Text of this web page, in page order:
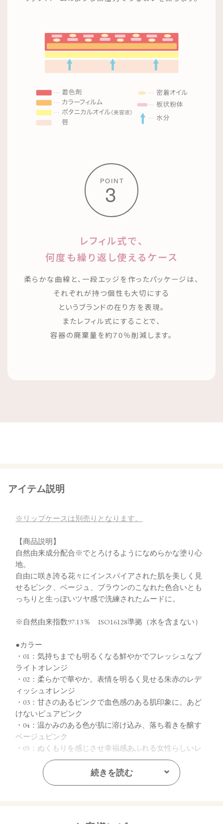
POINT
3
レフィル式で、
何度も繰り返し使えるケース
柔らかな曲線と、一段エッジを作ったパッケージは、
それぞれが持つ個性も大切にする
というブランドの在り方を表現。
またレフィル式にすることで、
容器の廃棄量を約70％削減します。
アイテム説明
※リップケースは別売りとなります。
【商品説明】
自然由来成分配合※でとろけるようになめらかな塗り心
地。
自由に咲き誇る花々にインスパイアされた肌を美しく見
せるピンク、ベージュ、ブラウンのこなれた色合いとも
っちりと生っぽいツヤ感で洗練されたムードに。
※自然由来指数97.13％ ISO16128準拠（水を含まない）
●カラー
・01：気持ちまでも明るくなる鮮やかでフレッシュなブ
ライトオレンジ
・02：柔らかで華やか。表情を明るく見せる朱赤のレデ
ィッシュオレンジ
・03：甘さのあるピンクで血色感のある肌印象に。あど
けないピュアピンク
・04：温かみのある色が肌に溶け込み、落ち着きを醸す
ベージュピンク
・05：ぬくもりを感じさせ幸福感あふれる女性らしいレ
ディッシュピンク
・06：ほのかな青みで落ち着きと品の良さを印象づける
ダスティピンク
続きを読む